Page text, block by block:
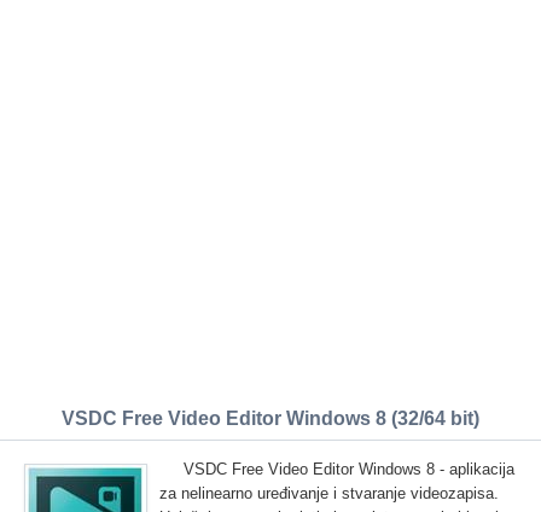
VSDC Free Video Editor Windows 8 (32/64 bit)
VSDC Free Video Editor Windows 8 - aplikacija
za nelinearno uređivanje i stvaranje videozapisa.